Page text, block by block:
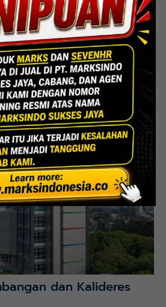
Stadium (FIBA)
Senayan
BTN Jatimurni, Bekasi
dan Kalideres